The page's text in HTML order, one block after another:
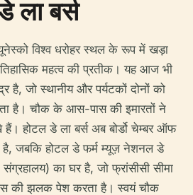
ला बर्स
विश्व धरोहर स्थल के रूप में खड़ा
महत्व की प्रतीक। यह आज भी
है, जो स्थानीय और पर्यटकों दोनों को
है। चौक के आस-पास की इमारतों ने
हैं। होटल डे ला बर्स अब बोर्डो चेम्बर ऑफ
है, जबकि होटल डे फर्म म्यूज़ नेशनल डे
संग्रहालय) का घर है, जो फ्रांसीसी सीमा
की झलक पेश करता है। स्वयं चौक